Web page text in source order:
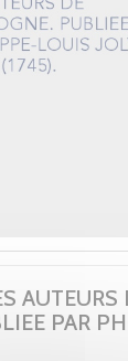
AUTEURS
PAR